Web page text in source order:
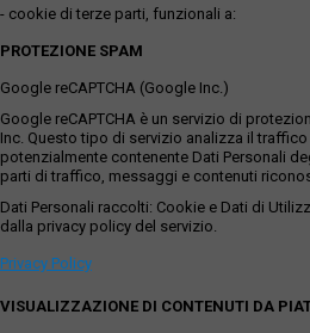
- cookie di terze parti, funzionali a:
PROTEZIONE SPAM
Google reCAPTCHA (Google Inc.)
Google reCAPTCHA è un servizio di
Inc. Questo tipo di servizio analizza il
potenzialmente contenente Dati Personali
parti di traffico, messaggi e contenuti
Dati Personali raccolti: Cookie e Dati di
dalla privacy policy del servizio.
Privacy Policy
VISUALIZZAZIONE DI CONTENUTI DA